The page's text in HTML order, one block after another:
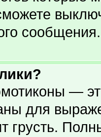
сообщения.
—
для
грусть.